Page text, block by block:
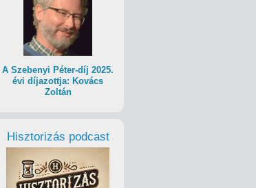
A Szebenyi Péter-díj 2025.
évi díjazottja: Kovács
Zoltán
Hisztorizás podcast